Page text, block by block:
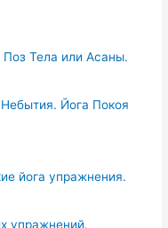
Поз Тела или Асаны.
Йога Покоя
йога упражнения.
упражнений.